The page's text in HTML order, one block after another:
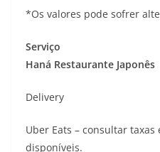
*Os valores pode sofrer
Serviço
Haná Restaurante Japonês
Delivery
Uber Eats – consultar taxas
disponíveis.